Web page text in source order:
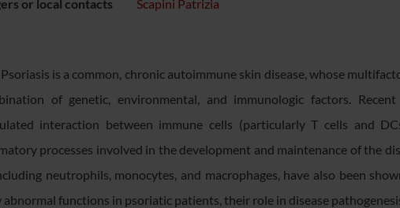
or local contacts
Scapini Patrizia
Psoriasis is a common, chronic autoimmune skin disease, whose
of genetic, environmental, and immunologic factors.
interaction between immune cells (particularly T cells and
processes involved in the development and maintenance of the
neutrophils, monocytes, and macrophages, have also been
abnormal functions in psoriatic patients, their role in disease